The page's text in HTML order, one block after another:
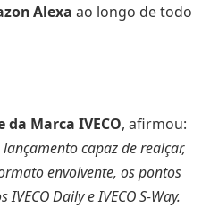
Alexa ao longo de todo
Marca IVECO, afirmou:
capaz de realçar,
envolvente, os pontos
Daily e IVECO S-Way.